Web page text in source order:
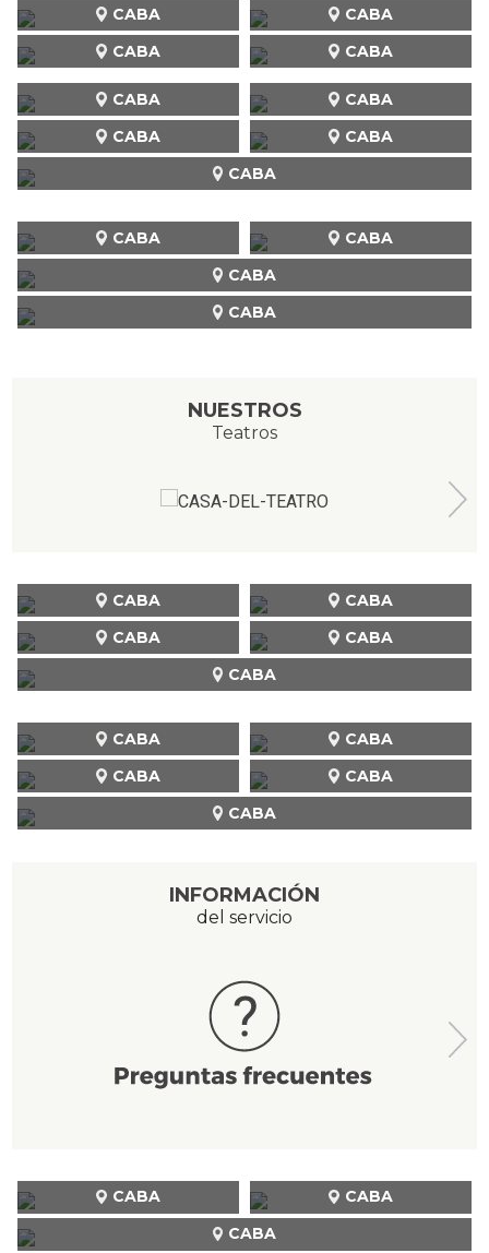
CABA
CABA
CABA
CABA
CABA CABA
CABA
CABA CABA
CABA
CABA CABA
CABA
NUESTROS
Teatros
CABA
CABA
CABA
CABA
CABA
CABA
CABA
CABA
CABA
CABA
INFORMACIÓN
del servicio
CABA
CABA CABA